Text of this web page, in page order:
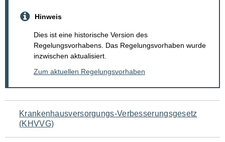
Hinweis
Dies ist eine historische Version des
Regelungsvorhabens. Das Regelungsvorhaben wurde
inzwischen aktualisiert.
Zum aktuellen Regelungsvorhaben
Navigation
für
Krankenhausversorgungs-Verbesserungsgesetz
(KHVVG)